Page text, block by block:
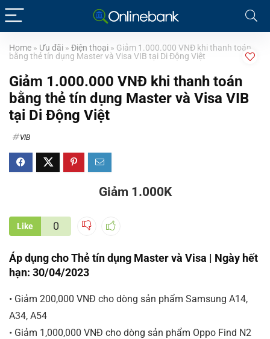
Home » Ưu đãi » Điện thoại » Giảm 1.000.000 VNĐ khi thanh toán
bằng thẻ tín dụng Master và Visa VIB tại Di Động Việt
Giảm 1.000.000 VNĐ khi thanh toán
bằng thẻ tín dụng Master và Visa VIB
tại Di Động Việt
VIB
Giảm 1.000K
Like 0
Áp dụng cho Thẻ tín dụng Master và Visa | Ngày hết
hạn: 30/04/2023
• Giảm 200,000 VNĐ cho dòng sản phẩm Samsung A14,
A34, A54
• Giảm 1,000,000 VNĐ cho dòng sản phẩm Oppo Find N2